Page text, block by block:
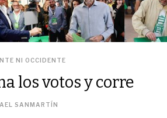
NI OCCIDENTE
los votos y corre
SANMARTÍN